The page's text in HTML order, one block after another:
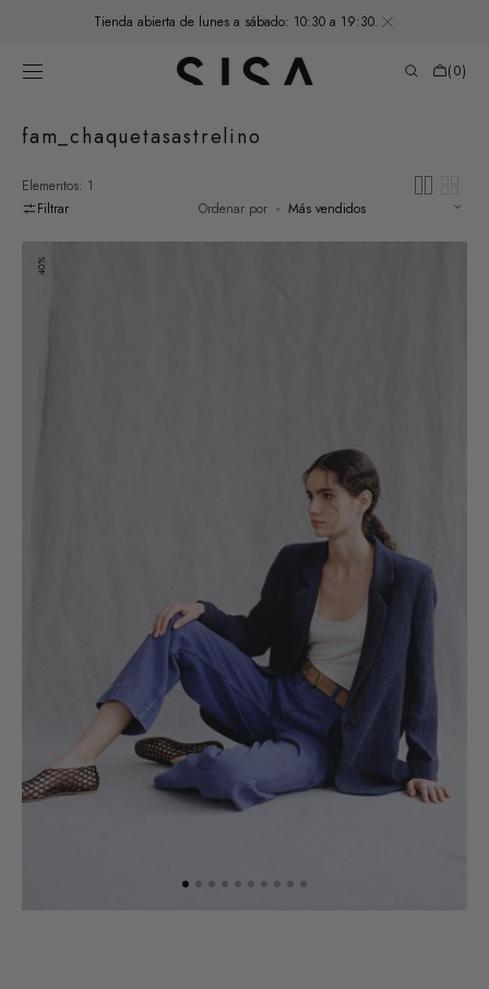
Tienda abierta de lunes a sábado: 10:30 a 19:30.
de(0)
Recopilación:
fam_chaquetasastrelino
Elementos: 1
Filtrar
Ordenar por
Chaqueta
Sastre
40%